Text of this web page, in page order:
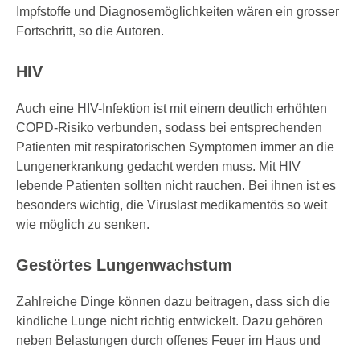
Impfstoffe und Diagnose­möglichkeiten wären ein grosser
Fortschritt, so die Autoren.
HIV
Auch eine HIV-Infektion ist mit einem deutlich erhöhten
COPD-Risiko verbunden, sodass bei entsprechenden
Patienten mit respiratorischen Symptomen immer an die
Lungenerkrankung gedacht werden muss. Mit HIV
lebende Patienten sollten nicht rauchen. Bei ihnen ist es
besonders wichtig, die Viruslast medikamentös so weit
wie möglich zu senken.
Gestörtes Lungenwachstum
Zahlreiche Dinge können dazu beitragen, dass sich die
kindliche Lunge nicht richtig entwickelt. Dazu gehören
neben Belastungen durch offenes Feuer im Haus und